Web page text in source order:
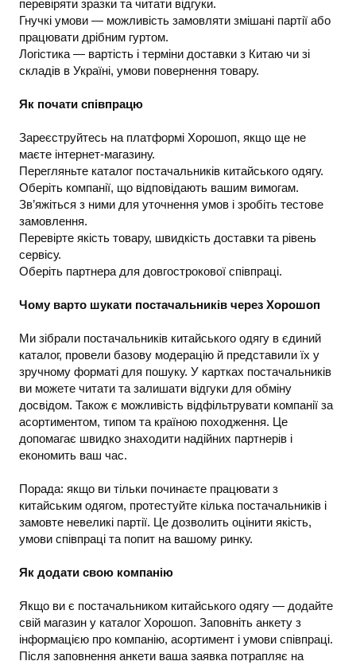
перевіряти зразки та читати відгуки.
Гнучкі умови — можливість замовляти змішані партії або
працювати дрібним гуртом.
Логістика — вартість і терміни доставки з Китаю чи зі
складів в Україні, умови повернення товару.
Як почати співпрацю
Зареєструйтесь на платформі Хорошоп, якщо ще не
маєте інтернет-магазину.
Перегляньте каталог постачальників китайського одягу.
Оберіть компанії, що відповідають вашим вимогам.
Зв’яжіться з ними для уточнення умов і зробіть тестове
замовлення.
Перевірте якість товару, швидкість доставки та рівень
сервісу.
Оберіть партнера для довгострокової співпраці.
Чому варто шукати постачальників через Хорошоп
Ми зібрали постачальників китайського одягу в єдиний
каталог, провели базову модерацію й представили їх у
зручному форматі для пошуку. У картках постачальників
ви можете читати та залишати відгуки для обміну
досвідом. Також є можливість відфільтрувати компанії за
асортиментом, типом та країною походження. Це
допомагає швидко знаходити надійних партнерів і
економить ваш час.
Порада: якщо ви тільки починаєте працювати з
китайським одягом, протестуйте кілька постачальників і
замовте невеликі партії. Це дозволить оцінити якість,
умови співпраці та попит на вашому ринку.
Як додати свою компанію
Якщо ви є постачальником китайського одягу — додайте
свій магазин у каталог Хорошоп. Заповніть анкету з
інформацією про компанію, асортимент і умови співпраці.
Після заповнення анкети ваша заявка потрапляє на